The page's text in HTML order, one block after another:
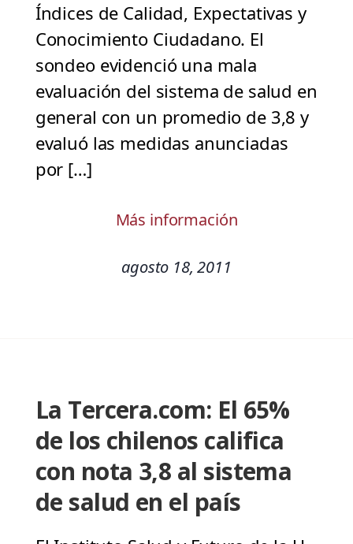
Índices de Calidad, Expectativas y
Conocimiento Ciudadano. El
sondeo evidenció una mala
evaluación del sistema de salud en
general con un promedio de 3,8 y
evaluó las medidas anunciadas
por […]
Más información
agosto 18, 2011
La Tercera.com: El 65%
de los chilenos califica
con nota 3,8 al sistema
de salud en el país